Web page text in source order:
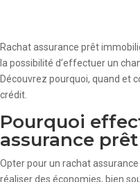
Rachat assurance prêt
la possibilité d’effectuer un
Découvrez pourquoi, quand et
crédit.
Pourquoi
assurance
Opter pour un rachat
réaliser des économies, bien